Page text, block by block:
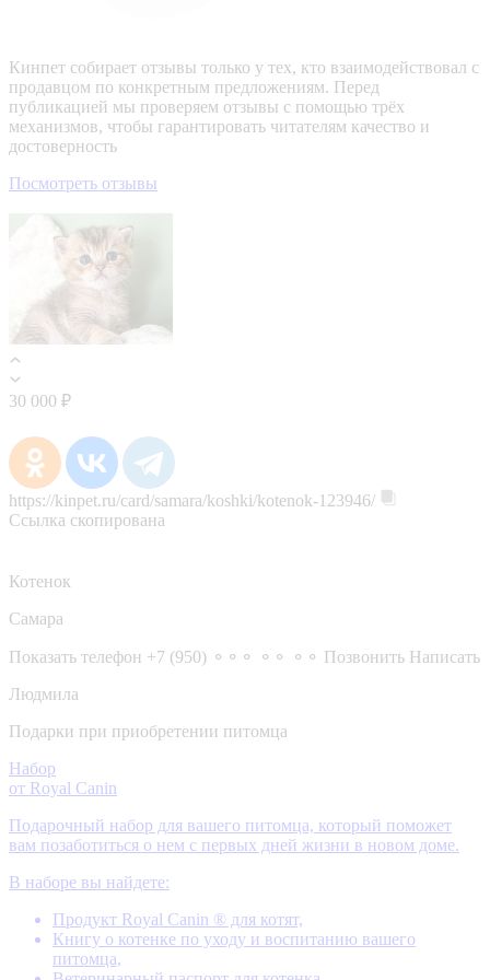
Кинпет собирает отзывы только у тех, кто взаимодействовал с
продавцом по конкретным предложениям. Перед
публикацией мы проверяем отзывы с помощью трёх
механизмов, чтобы гарантировать читателям качество и
достоверность
Посмотреть отзывы
30 000 ₽
https://kinpet.ru/card/samara/koshki/kotenok-123946/
Ссылка скопирована
Котенок
Самара
Показать телефон +7 (950) ⚬⚬⚬ ⚬⚬ ⚬⚬ Позвонить Написать
Людмила
Подарки при приобретении питомца
Набор
от Royal Canin
Подарочный набор для вашего питомца, который поможет
вам позаботиться о нем с первых дней жизни в новом доме.
В наборе вы найдете:
Продукт Royal Canin ® для котят,
Книгу о котенке по уходу и воспитанию вашего
питомца,